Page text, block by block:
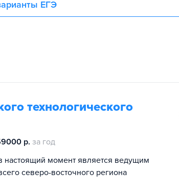
ЕГЭ
технологического
р. за год
момент является ведущим
северо-восточного региона